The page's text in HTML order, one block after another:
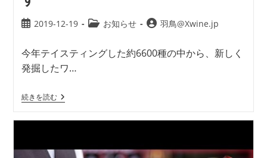
2019-12-19 お知らせ 羽鳥@Xwine.jp
今年テイスティングした約6600種の中から、新しく
発掘したワ…
続きを読む